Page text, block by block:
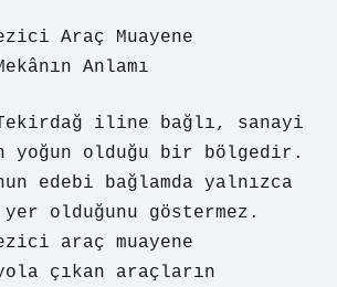
Araç Muayene
Anlamı
iline bağlı, sanayi
olduğu bir bölgedir.
edebi bağlamda yalnızca
olduğunu göstermez.
araç muayene
çıkan araçların